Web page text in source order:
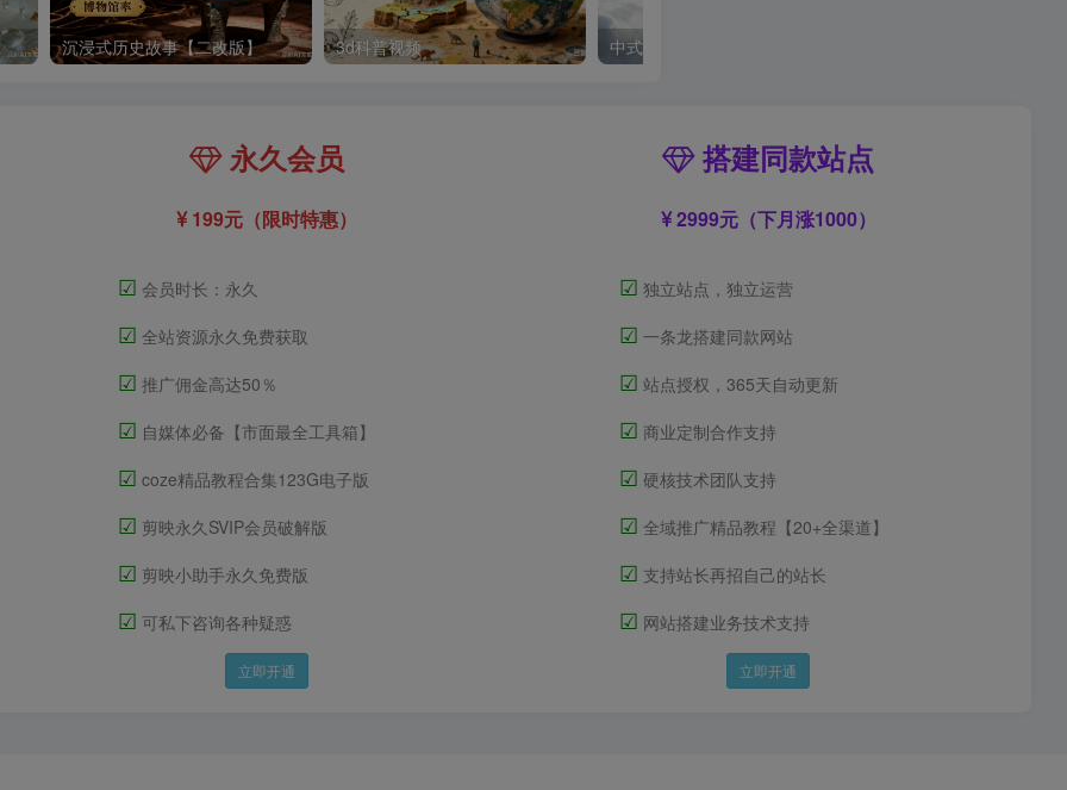
沉浸式历史故事【二改版】 3d科普视频 中式梦核
永久会员
199元（限时特惠）
☑ 会员时长：永久
☑ 全站资源永久免费获取
☑ 推广佣金高达50％
☑ 自媒体必备【市面最全工具箱】
☑ coze精品教程合集123G电子版
☑ 剪映永久SVIP会员破解版
☑ 剪映小助手永久免费版
☑ 可私下咨询各种疑惑
立即开通
搭建同款站点
2999元（下月涨1000）
☑ 独立站点，独立运营
☑ 一条龙搭建同款网站
☑ 站点授权，365天自动更新
☑ 商业定制合作支持
☑ 硬核技术团队支持
☑ 全域推广精品教程【20+全渠道】
☑ 支持站长再招自己的站长
☑ 网站搭建业务技术支持
立即开通